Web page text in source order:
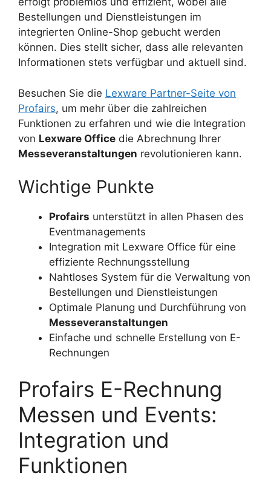
Bestellungen und Dienstleistungen im
integrierten Online-Shop gebucht werden
können. Dies stellt sicher, dass alle relevanten
Informationen stets verfügbar und aktuell sind.
Besuchen Sie die Lexware Partner-Seite von
Profairs, um mehr über die zahlreichen
Funktionen zu erfahren und wie die Integration
von Lexware Office die Abrechnung Ihrer
Messeveranstaltungen revolutionieren kann.
Wichtige Punkte
Profairs unterstützt in allen Phasen des
Eventmanagements
Integration mit Lexware Office für eine
effiziente Rechnungsstellung
Nahtloses System für die Verwaltung von
Bestellungen und Dienstleistungen
Optimale Planung und Durchführung von
Messeveranstaltungen
Einfache und schnelle Erstellung von E-
Rechnungen
Profairs E-Rechnung
Messen und Events:
Integration und
Funktionen